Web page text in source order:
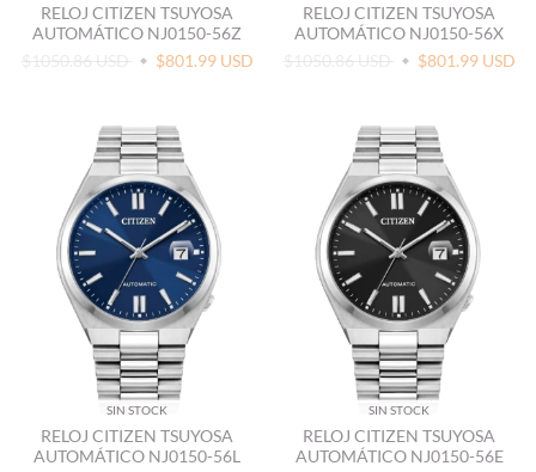
RELOJ CITIZEN TSUYOSA
AUTOMÁTICO NJ0150-56Z
$1050.86 USD
$801.99 USD
RELOJ CITIZEN TSUYOSA
AUTOMÁTICO NJ0150-56X
$1050.86 USD
$801.99 USD
SIN STOCK
RELOJ CITIZEN TSUYOSA
AUTOMÁTICO NJ0150-56L
SIN STOCK
RELOJ CITIZEN TSUYOSA
AUTOMÁTICO NJ0150-56E